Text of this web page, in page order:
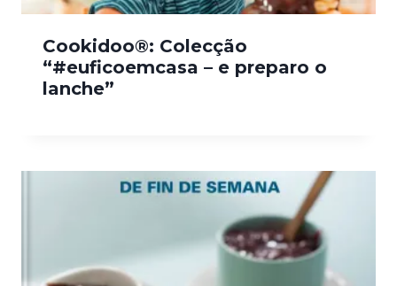
Cookidoo®: Colecção
“#euficoemcasa – e preparo o
lanche”